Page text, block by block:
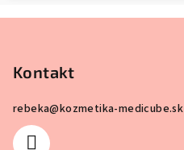
Kontakt
rebeka@kozmetika-medicube.sk